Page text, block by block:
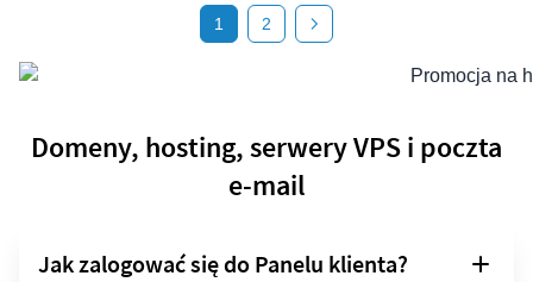
1 2
Domeny, hosting, serwery VPS i poczta
e-mail
Jak zalogować się do Panelu klienta?